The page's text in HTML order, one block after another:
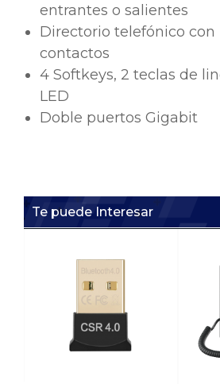
entrantes o salientes
Directorio telefónico con
contactos
4 Softkeys, 2 teclas de
LED
Doble puertos Gigabit
Te puede Interesar